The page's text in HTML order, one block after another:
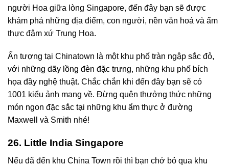
người Hoa giữa lòng Singapore, đến đây bạn sẽ được
khám phá những địa điểm, con người, nền văn hoá và ẩm
thực đậm xứ Trung Hoa.
Ấn tượng tại Chinatown là một khu phố tràn ngập sắc đỏ,
với những dãy lồng đèn đặc trưng, những khu phố bích
họa đầy nghệ thuật. Chắc chắn khi đến đây bạn sẽ có
1001 kiểu ảnh mang về. Đừng quên thưởng thức những
món ngon đặc sắc tại những khu ẩm thực ở đường
Maxwell và Smith nhé!
26. Little India Singapore
Nếu đã đến khu China Town rồi thì bạn chớ bỏ qua khu